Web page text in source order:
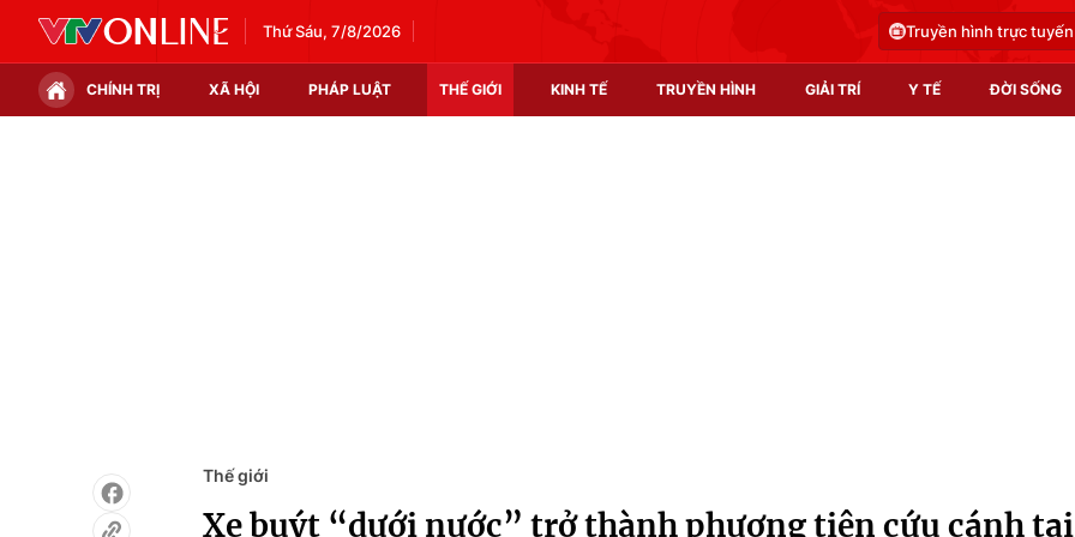
Thứ Sáu, 7/8/2026 Truyền hình trực tuyến
CHÍNH TRỊ XÃ HỘI PHÁP LUẬT THẾ GIỚI KINH TẾ TRUYỀN HÌNH GIẢI TRÍ Y TẾ ĐỜI SỐNG
Infographic
Thế giới
Xe buýt “dưới nước” trở thành phương tiện cứu cánh tại